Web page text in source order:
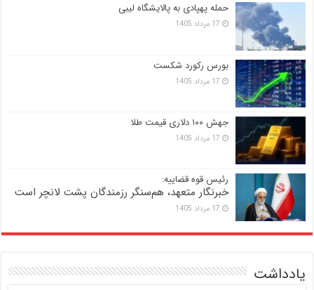
حمله پهپادی به پالایشگاه لیبی
17 مرداد 1405
بورس رکورد شکست
17 مرداد 1405
جهش ۱۰۰ دلاری قیمت طلا
17 مرداد 1405
رئیس قوه قضاییه:
خبرنگار متعهد، هم‌سنگر رزمندگان پشت لانچر است
17 مرداد 1405
یادداشت